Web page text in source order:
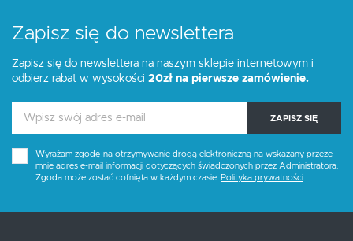
Zapisz się do newslettera
Zapisz się do newslettera na naszym sklepie internetowym i
odbierz rabat w wysokości 20zł na pierwsze zamówienie.
ZAPISZ SIĘ
Wyrażam zgodę na otrzymywanie drogą elektroniczną na wskazany przeze
mnie adres e-mail informacji dotyczących świadczonych przez Administratora.
Zgoda może zostać cofnięta w każdym czasie. Polityka prywatności